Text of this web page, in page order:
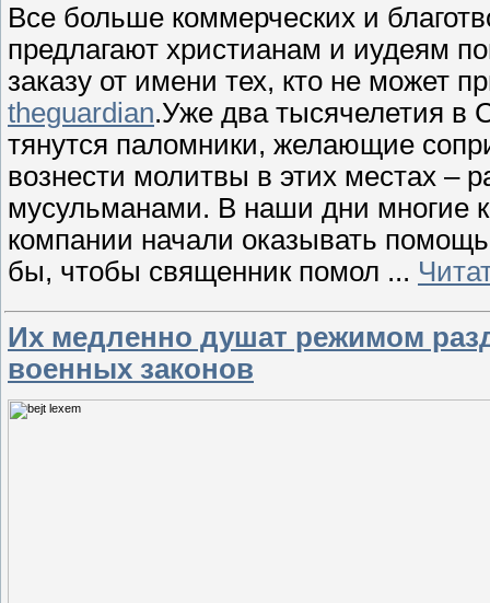
Все больше коммерческих и
предлагают христианам и иудеям
заказу от имени тех, кто не может
theguardian.Уже два тысячелетия в
тянутся паломники, желающие
вознести молитвы в этих местах –
мусульманами. В наши дни многие
компании начали оказывать
бы, чтобы священник помол ...
Их медленно душат режимом
военных законов